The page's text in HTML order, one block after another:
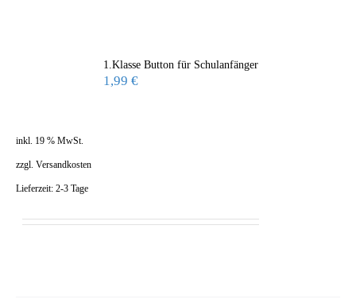
1.Klasse Button für Schulanfänger
1,99€
inkl. 19 % MwSt.
zzgl. Versandkosten
Lieferzeit: 2-3 Tage